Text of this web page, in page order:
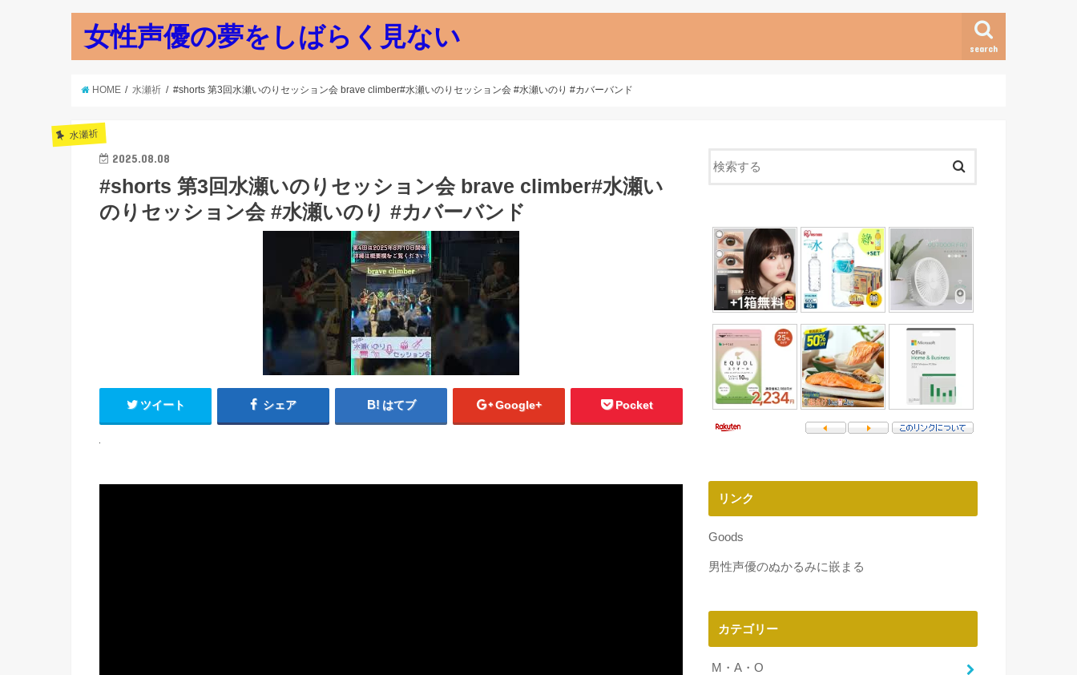
女性声優の夢をしばらく見ない search
HOME 水瀬祈 #shorts 第3回水瀬いのりセッション会 brave climber#水瀬いのりセッション会 #水瀬いのり #カバーバンド
水瀬祈
2025.08.08
#shorts 第3回水瀬いのりセッション会 brave climber#水瀬い
のりセッション会 #水瀬いのり #カバーバンド
ツイート シェア はてブ Google+ Pocket
リンク
Goods
男性声優のぬかるみに嵌まる
カテゴリー
M・A・O